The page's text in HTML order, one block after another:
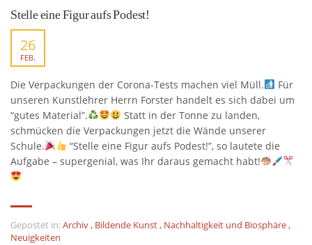
Stelle eine Figur aufs Podest!
26
FEB.
Die Verpackungen der Corona-Tests machen viel Müll.
Für
unseren Kunstlehrer Herrn Forster handelt es sich dabei um
“gutes Material”.
Statt in der Tonne zu landen,
schmücken die Verpackungen jetzt die Wände unserer
Schule.
“Stelle eine Figur aufs Podest!”, so lautete die
Aufgabe – supergenial, was Ihr daraus gemacht habt!
Gepostet in:Archiv, Bildende Kunst, Nachhaltigkeit und Biosphäre,
Neuigkeiten